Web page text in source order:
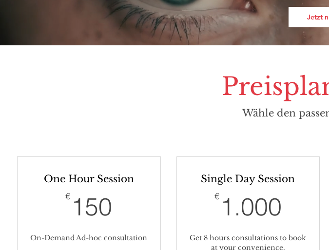
Jetzt
Wähle den
One Hour Session
€ 150
On-Demand Ad-hoc consultation
Single Day Session
€ 1.000
Get 8 hours consultations to book
at your convenience.